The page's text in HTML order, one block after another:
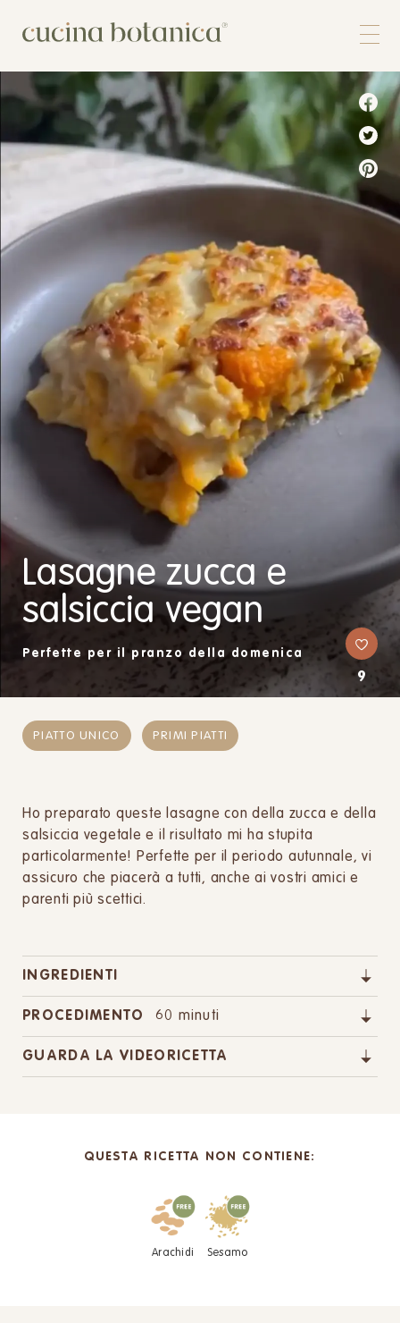
Shop
Chi siamo
Contatti
Lasagne zucca e
salsiccia vegan
Perfette per il pranzo della domenica
9
PIATTO UNICO PRIMI PIATTI
Ho preparato queste lasagne con della zucca e della
salsiccia vegetale e il risultato mi ha stupita
particolarmente! Perfette per il periodo autunnale, vi
assicuro che piacerà a tutti, anche ai vostri amici e
parenti più scettici.
INGREDIENTI
PROCEDIMENTO 60 minuti
GUARDA LA VIDEORICETTA
QUESTA RICETTA NON CONTIENE:
Arachidi Sesamo